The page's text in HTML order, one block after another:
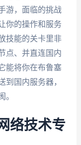
游，面临的挑战
你的操作和服务
技能的关卡里非
点、并直连国内
能将你在布鲁塞
到国内服务器，
。
络技术专